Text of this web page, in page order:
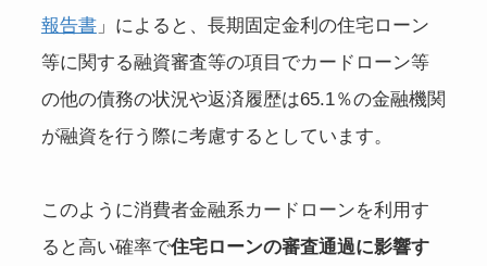
報告書」によると、長期固定金利の住宅ローン
等に関する融資審査等の項目でカードローン等
の他の債務の状況や返済履歴は65.1％の金融機関
が融資を行う際に考慮するとしています。
このように消費者金融系カードローンを利用す
ると高い確率で住宅ローンの審査通過に影響す